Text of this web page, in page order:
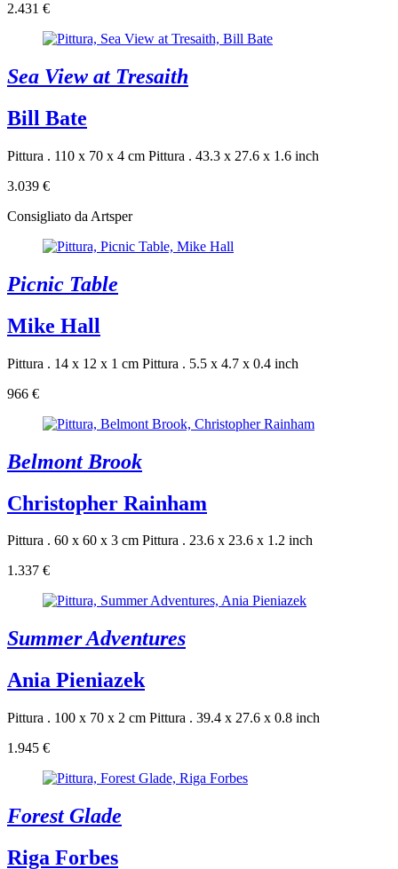
2.431 €
Sea View at Tresaith
Bill Bate
Pittura . 110 x 70 x 4 cm Pittura . 43.3 x 27.6 x 1.6 inch
3.039 €
Consigliato da Artsper
Picnic Table
Mike Hall
Pittura . 14 x 12 x 1 cm Pittura . 5.5 x 4.7 x 0.4 inch
966 €
Belmont Brook
Christopher Rainham
Pittura . 60 x 60 x 3 cm Pittura . 23.6 x 23.6 x 1.2 inch
1.337 €
Summer Adventures
Ania Pieniazek
Pittura . 100 x 70 x 2 cm Pittura . 39.4 x 27.6 x 0.8 inch
1.945 €
Forest Glade
Riga Forbes